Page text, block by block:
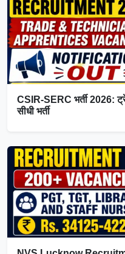
CSIR-SERC भर्ती 2026:
सीधी भर्ती